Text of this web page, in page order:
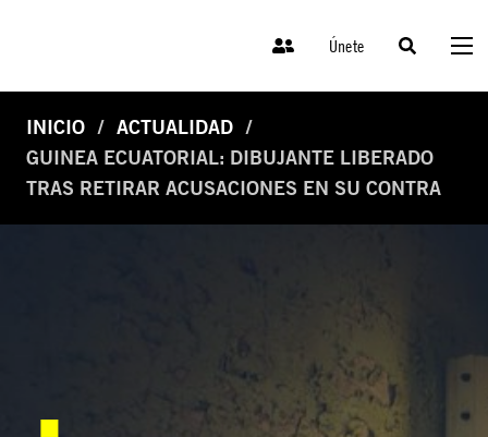
Únete
INICIO
ACTUALIDAD
GUINEA ECUATORIAL: DIBUJANTE LIBERADO
TRAS RETIRAR ACUSACIONES EN SU CONTRA